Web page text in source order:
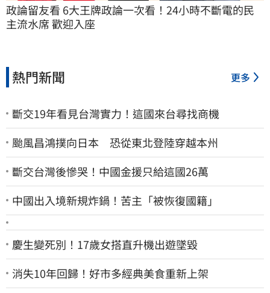
政論留友看 6大王牌政論一次看！24小時不斷電的民
主流水席 歡迎入座
熱門新聞 更多
斷交19年看見台灣實力！這國來台尋找商機
颱風昌鴻撲向日本 恐從東北登陸穿越本州
斷交台灣後慘哭！中國金援只給這國26萬
中國出入境新規炸鍋！苦主「被恢復國籍」
慶生變死別！17歲女搭直升機出遊墜毀
消失10年回歸！好市多經典美食重新上架